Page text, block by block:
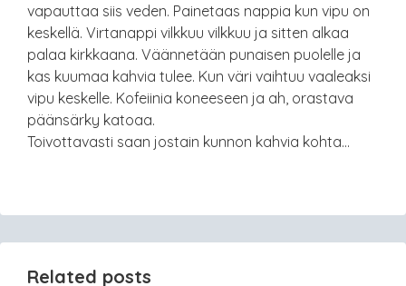
vapauttaa siis veden. Painetaas nappia kun vipu on
keskellä. Virtanappi vilkkuu vilkkuu ja sitten alkaa
palaa kirkkaana. Väännetään punaisen puolelle ja
kas kuumaa kahvia tulee. Kun väri vaihtuu vaaleaksi
vipu keskelle. Kofeiinia koneeseen ja ah, orastava
päänsärky katoaa.
Toivottavasti saan jostain kunnon kahvia kohta…
Related posts